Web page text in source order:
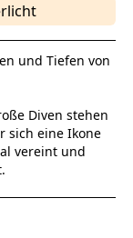
und Tiefen von
Diven stehen
sich eine Ikone
vereint und